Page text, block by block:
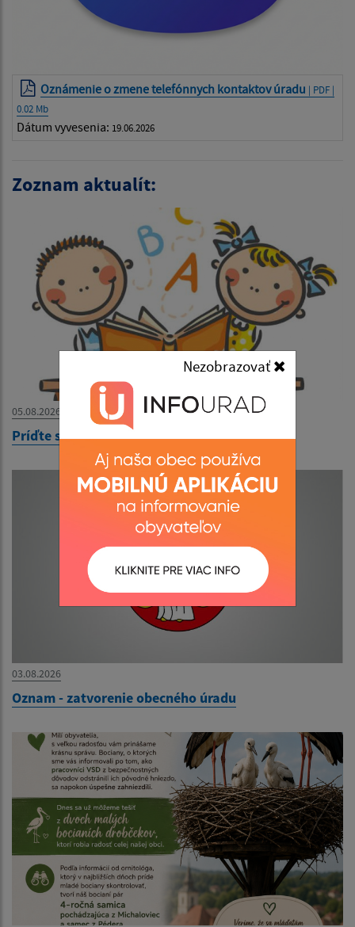
Nezobrazovať
Oznámenie o zmene telefónnych kontaktov úradu | PDF |
0.02 Mb
Dátum vyvesenia: 19.06.2026
Zoznam aktualít:
05.08.2026
Príďte sa opýtať, ako sa učia deti po novom
03.08.2026
Oznam - zatvorenie obecného úradu